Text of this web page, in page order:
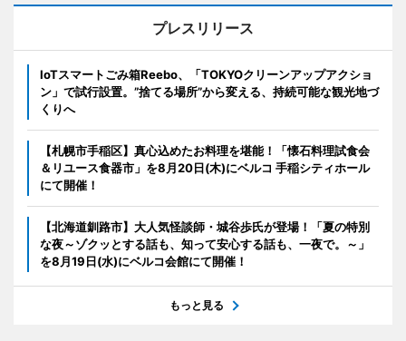
プレスリリース
IoTスマートごみ箱Reebo、「TOKYOクリーンアップアクショ
ン」で試行設置。”捨てる場所”から変える、持続可能な観光地づ
くりへ
【札幌市手稲区】真心込めたお料理を堪能！「懐石料理試食会
＆リユース食器市」を8月20日(木)にベルコ 手稲シティホール
にて開催！
【北海道釧路市】大人気怪談師・城谷歩氏が登場！「夏の特別
な夜～ゾクッとする話も、知って安心する話も、一夜で。～」
を8月19日(水)にベルコ会館にて開催！
もっと見る